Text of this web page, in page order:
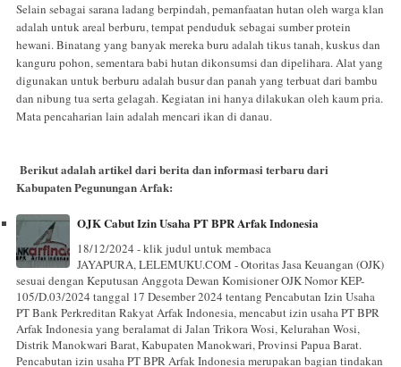
Selain sebagai sarana ladang berpindah, pemanfaatan hutan oleh warga klan
adalah untuk areal berburu, tempat penduduk sebagai sumber protein
hewani. Binatang yang banyak mereka buru adalah tikus tanah, kuskus dan
kanguru pohon, sementara babi hutan dikonsumsi dan dipelihara. Alat yang
digunakan untuk berburu adalah busur dan panah yang terbuat dari bambu
dan nibung tua serta gelagah. Kegiatan ini hanya dilakukan oleh kaum pria.
Mata pencaharian lain adalah mencari ikan di danau.
Berikut adalah artikel dari berita dan informasi terbaru dari
Kabupaten Pegunungan Arfak:
OJK Cabut Izin Usaha PT BPR Arfak Indonesia
18/12/2024 - klik judul untuk membaca
JAYAPURA, LELEMUKU.COM - Otoritas Jasa Keuangan (OJK)
sesuai dengan Keputusan Anggota Dewan Komisioner OJK Nomor KEP-
105/D.03/2024 tanggal 17 Desember 2024 tentang Pencabutan Izin Usaha
PT Bank Perkreditan Rakyat Arfak Indonesia, mencabut izin usaha PT BPR
Arfak Indonesia yang beralamat di Jalan Trikora Wosi, Kelurahan Wosi,
Distrik Manokwari Barat, Kabupaten Manokwari, Provinsi Papua Barat.
Pencabutan izin usaha PT BPR Arfak Indonesia merupakan bagian tindakan